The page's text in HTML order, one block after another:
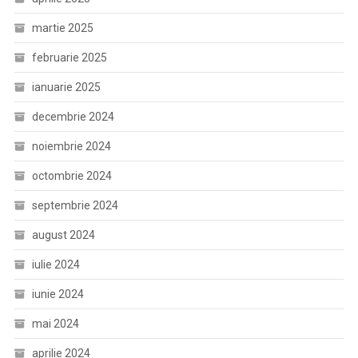
martie 2025
februarie 2025
ianuarie 2025
decembrie 2024
noiembrie 2024
octombrie 2024
septembrie 2024
august 2024
iulie 2024
iunie 2024
mai 2024
aprilie 2024